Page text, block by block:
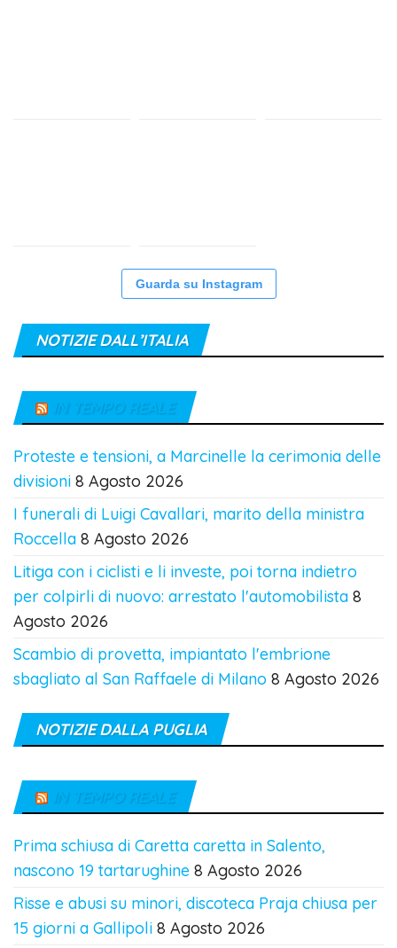
Guarda su Instagram
NOTIZIE DALL’ITALIA
IN TEMPO REALE
Proteste e tensioni, a Marcinelle la cerimonia delle
divisioni 8 Agosto 2026
I funerali di Luigi Cavallari, marito della ministra
Roccella 8 Agosto 2026
Litiga con i ciclisti e li investe, poi torna indietro
per colpirli di nuovo: arrestato l'automobilista 8
Agosto 2026
Scambio di provetta, impiantato l'embrione
sbagliato al San Raffaele di Milano 8 Agosto 2026
NOTIZIE DALLA PUGLIA
IN TEMPO REALE
Prima schiusa di Caretta caretta in Salento,
nascono 19 tartarughine 8 Agosto 2026
Risse e abusi su minori, discoteca Praja chiusa per
15 giorni a Gallipoli 8 Agosto 2026